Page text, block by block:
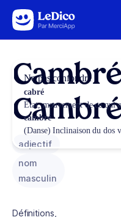
Aller au contenu
adjectif
nom
masculin
Définitions,
Ne pas confondre
cabré
État, mouvement de ce qui
cambré
(Danse) Inclinaison du dos